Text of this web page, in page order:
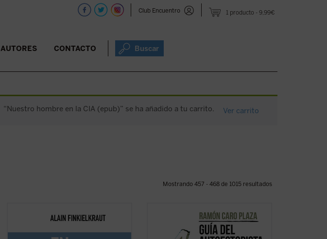
1 producto 9,99€
Club Encuentro
AUTORES CONTACTO Buscar
“Nuestro hombre en la CIA (epub)” se ha añadido a tu carrito. Ver carrito
Mostrando 457 - 468 de 1015 resultados
«Reaccionarios, dicen.
de precisar la situación en que me
Explora este mundo, la realidad que te
rodea y la que te constituye. La obra que
tienes ahora en tus manos pretende